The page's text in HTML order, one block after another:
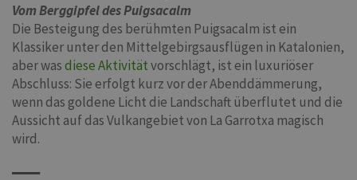
Vom Berggipfel des Puigsacalm
Die Besteigung des berühmten Puigsacalm ist ein
Klassiker unter den Mittelgebirgsausflügen in Katalonien,
aber wasdiese Aktivitätvorschlägt, ist ein luxuriöser
Abschluss: Sie erfolgt kurz vor der Abenddämmerung,
wenn das goldene Licht die Landschaft überflutet und die
Aussicht auf das Vulkangebiet von La Garrotxa magisch
wird.